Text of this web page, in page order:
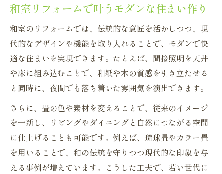
和室リフォームで叶うモダンな住まい作り
和室のリフォームでは、伝統的な意匠を活かしつつ、現
代的なデザインや機能を取り入れることで、モダンで快
適な住まいを実現できます。たとえば、間接照明を天井
や床に組み込むことで、和紙や木の質感を引き立たせる
と同時に、夜間でも落ち着いた雰囲気を演出できます。
さらに、畳の色や素材を変えることで、従来のイメージ
を一新し、リビングやダイニングと自然につながる空間
に仕上げることも可能です。例えば、琉球畳やカラー畳
を用いることで、和の伝統を守りつつ現代的な印象を与
える事例が増えています。こうした工夫で、若い世代に